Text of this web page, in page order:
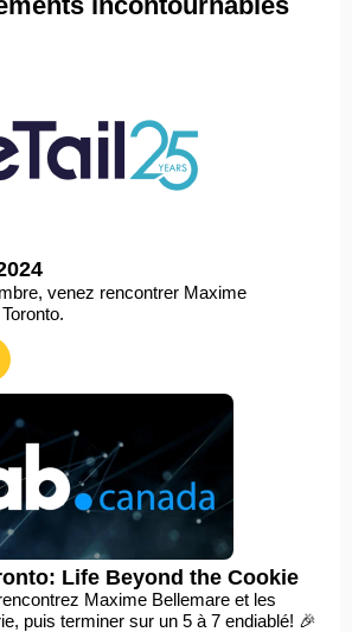
venez rencontrer Maxime
Life Beyond the Cookie
Maxime Bellemare et les
puis terminer sur un 5 à 7 endiablé! 🎉